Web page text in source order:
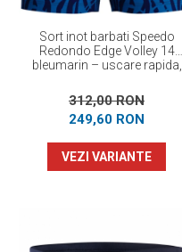
Sort inot barbati Speedo
Redondo Edge Volley 14
bleumarin – uscare rapida,
312,00 RON
249,60 RON
VEZI VARIANTE